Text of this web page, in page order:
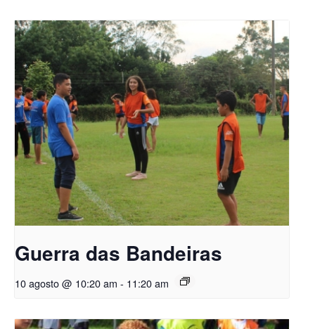
Guerra das Bandeiras
10 agosto @ 10:20 am - 11:20 am